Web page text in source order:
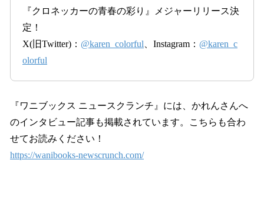
『クロネッカーの青春の彩り』メジャーリリース決
定！
X(旧Twitter)： @karen_colorful 、Instagram： @karen_c
olorful
『ワニブックス ニュースクランチ』には、かれんさんへ
のインタビュー記事も掲載されています。こちらも合わ
せてお読みください！
https://wanibooks-newscrunch.com/